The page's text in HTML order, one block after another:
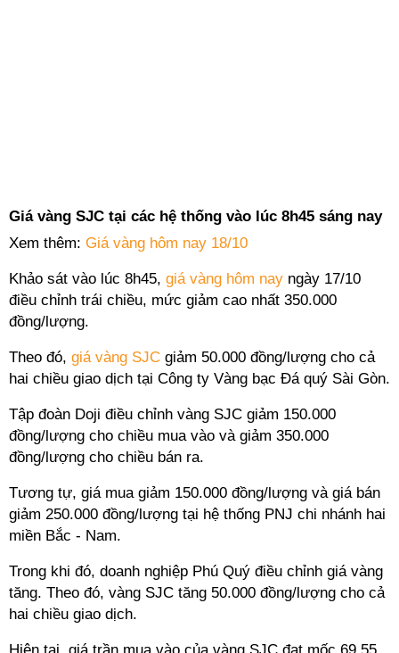
Giá vàng SJC tại các hệ thống vào lúc 8h45 sáng nay
Xem thêm: Giá vàng hôm nay 18/10
Khảo sát vào lúc 8h45, giá vàng hôm nay ngày 17/10
điều chỉnh trái chiều, mức giảm cao nhất 350.000
đồng/lượng.
Theo đó, giá vàng SJC giảm 50.000 đồng/lượng cho cả
hai chiều giao dịch tại Công ty Vàng bạc Đá quý Sài Gòn.
Tập đoàn Doji điều chỉnh vàng SJC giảm 150.000
đồng/lượng cho chiều mua vào và giảm 350.000
đồng/lượng cho chiều bán ra.
Tương tự, giá mua giảm 150.000 đồng/lượng và giá bán
giảm 250.000 đồng/lượng tại hệ thống PNJ chi nhánh hai
miền Bắc - Nam.
Trong khi đó, doanh nghiệp Phú Quý điều chỉnh giá vàng
tăng. Theo đó, vàng SJC tăng 50.000 đồng/lượng cho cả
hai chiều giao dịch.